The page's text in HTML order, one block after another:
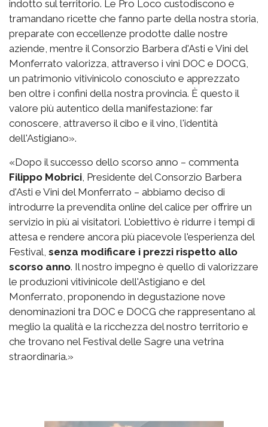
indotto sul territorio. Le Pro Loco custodiscono e
tramandano ricette che fanno parte della nostra storia,
preparate con eccellenze prodotte dalle nostre
aziende, mentre il Consorzio Barbera d'Asti e Vini del
Monferrato valorizza, attraverso i vini DOC e DOCG,
un patrimonio vitivinicolo conosciuto e apprezzato
ben oltre i confini della nostra provincia. È questo il
valore più autentico della manifestazione: far
conoscere, attraverso il cibo e il vino, l'identità
dell'Astigiano».
«Dopo il successo dello scorso anno – commenta
Filippo Mobrici , Presidente del Consorzio Barbera
d'Asti e Vini del Monferrato – abbiamo deciso di
introdurre la prevendita online del calice per offrire un
servizio in più ai visitatori. L'obiettivo è ridurre i tempi di
attesa e rendere ancora più piacevole l'esperienza del
Festival, senza modificare i prezzi rispetto allo
scorso anno. Il nostro impegno è quello di valorizzare
le produzioni vitivinicole dell'Astigiano e del
Monferrato, proponendo in degustazione nove
denominazioni tra DOC e DOCG che rappresentano al
meglio la qualità e la ricchezza del nostro territorio e
che trovano nel Festival delle Sagre una vetrina
straordinaria.»